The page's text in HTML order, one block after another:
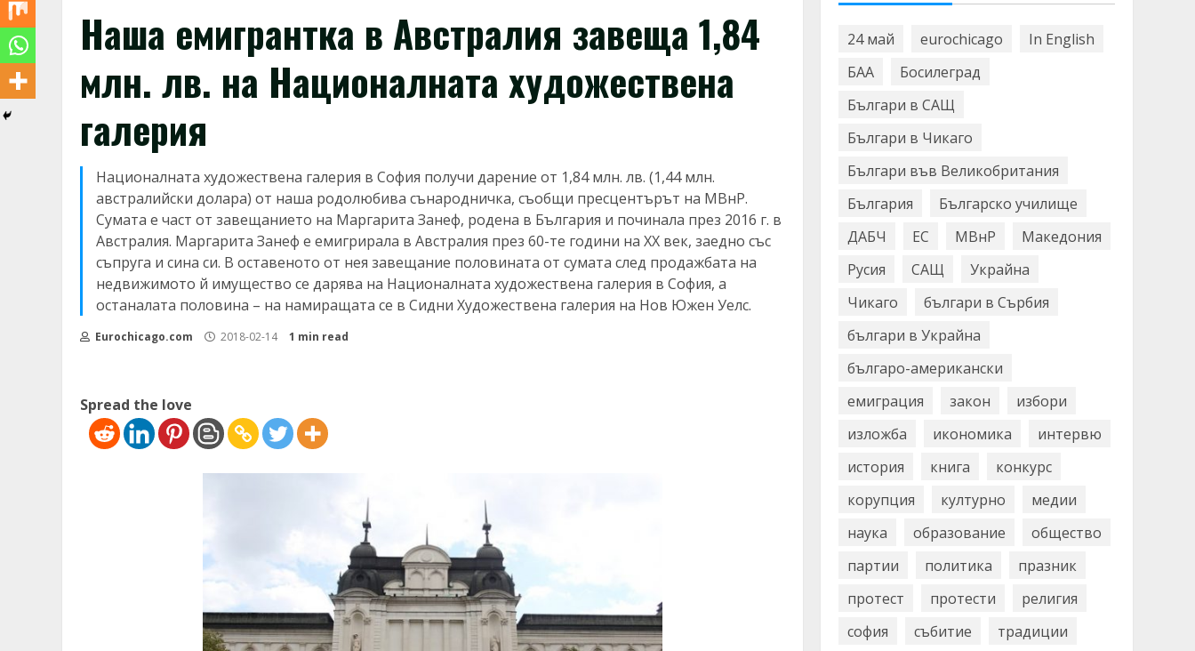
Наша емигрантка в Австралия завеща 1,84
млн. лв. на Националната художествена
галерия
Националната художествена галерия в София получи дарение от 1,84 млн. лв. (1,44 млн.
австралийски долара) от наша родолюбива сънародничка, съобщи пресцентърът на МВнР.
Сумата е част от завещанието на Маргарита Занеф, родена в България и починала през 2016 г. в
Австралия. Маргарита Занеф е емигрирала в Австралия през 60-те години на XX век, заедно със
съпруга и сина си. В оставеното от нея завещание половината от сумата след продажбата на
недвижимото й имущество се дарява на Националната художествена галерия в София, а
останалата половина – на намиращата се в Сидни Художествена галерия на Нов Южен Уелс.
Eurochicago.com 2018-02-14 1 min read
Spread the love
24 май eurochicago
In English
БАА
Босилеград
Българи в САЩ
Българи в Чикаго
Българи във Великобритания
България
Българско училище
ДАБЧ
ЕС МВнР
Македония
Русия
САЩ
Украйна
Чикаго
българи в Сърбия
българи в Украйна
българо-американски
емиграция
закон
избори
изложба
икономика
интервю
история
книга
конкурс
корупция
културно
медии
наука
образование
общество
партии
политика
празник
протест
протести
религия
софия
събитие традиции